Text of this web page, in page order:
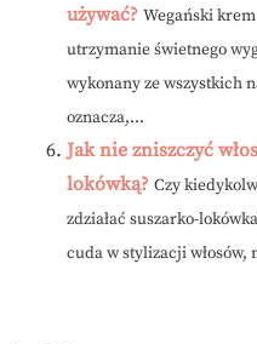
używać? Wegański
utrzymanie świetnego
wykonany ze wszystkich
oznacza,...
Jak nie zniszczyć
lokówką? Czy
zdziałać suszarko-
cuda w stylizacji włosów,